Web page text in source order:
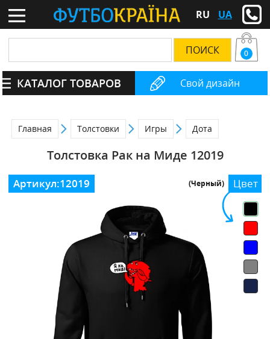
RU UA
Свой дизайн
0
КАТАЛОГ ТОВАРОВ
Главная Толстовки Игры Дота
Толстовка Рак на Миде 12019
Цвет
(Черный)
Артикул:12019